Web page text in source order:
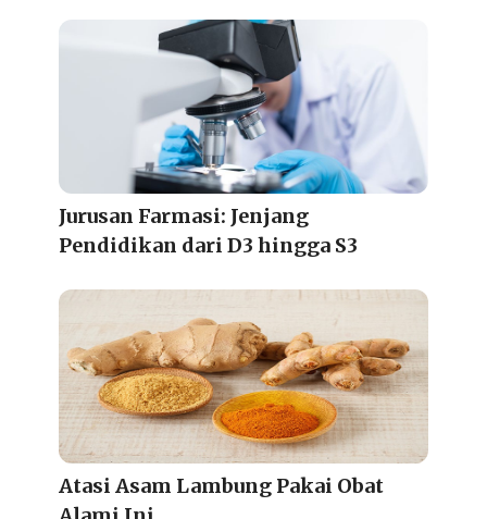
Jurusan Farmasi: Jenjang
Pendidikan dari D3 hingga S3
Atasi Asam Lambung Pakai Obat